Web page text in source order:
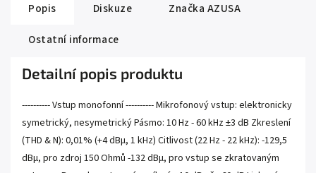
Popis Diskuze Značka AZUSA
Ostatní informace
Detailní popis produktu
---------- Vstup monofonní ---------- Mikrofonový vstup: elektronicky
symetrický, nesymetrický Pásmo: 10 Hz - 60 kHz ±3 dB Zkreslení
(THD & N): 0,01% (+4 dBµ, 1 kHz) Citlivost (22 Hz - 22 kHz): -129,5
dBµ, pro zdroj 150 Ohmů -132 dBµ, pro vstup se zkratovaným